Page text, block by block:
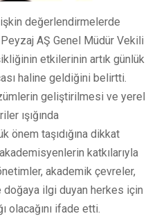
değerlendirmelerde
AŞ Genel Müdür Vekili
etkilerinin artık günlük
haline geldiğini belirtti.
geliştirilmesi ve yerel
ışığında
önem taşıdığına dikkat
katkılarıyla
akademik çevreler,
ilgi duyan herkes için
olacağını ifade etti.